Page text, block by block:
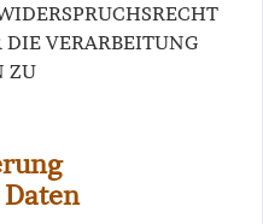
DIE VERARBEITUNG
ZU